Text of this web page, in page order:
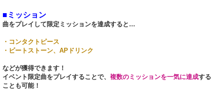
■ミッション
曲をプレイして限定ミッションを達成すると…
・コンタクトピース
・ビートストーン、APドリンク
などが獲得できます！
イベント限定曲をプレイすることで、 複数のミッションを一気に達成する
ことも可能！